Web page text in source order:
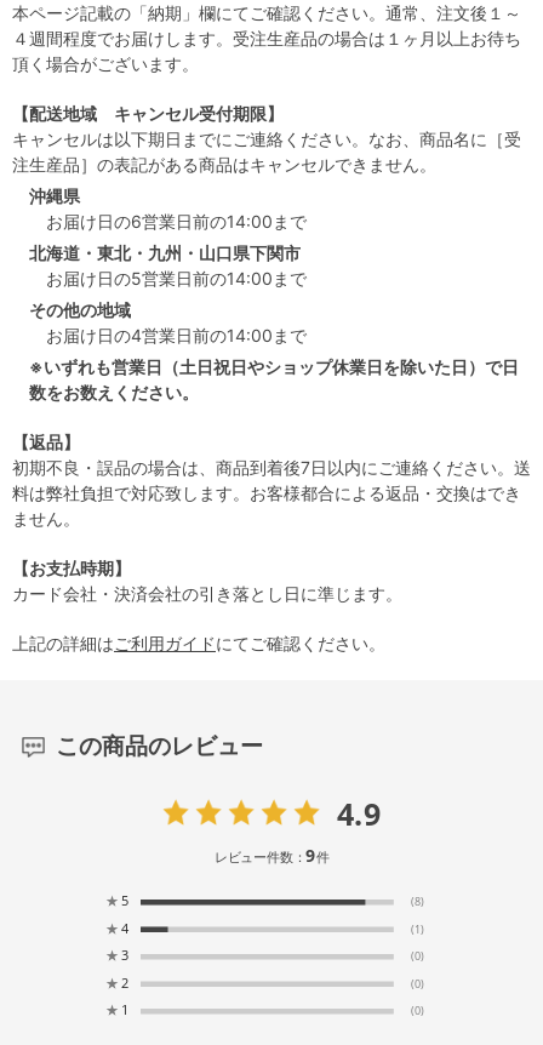
本ページ記載の「納期」欄にてご確認ください。通常、注文後１～
４週間程度でお届けします。受注生産品の場合は１ヶ月以上お待ち
頂く場合がございます。
【配送地域 キャンセル受付期限】
キャンセルは以下期日までにご連絡ください。なお、商品名に［受
注生産品］の表記がある商品はキャンセルできません。
沖縄県
お届け日の6営業日前の14:00まで
北海道・東北・九州・山口県下関市
お届け日の5営業日前の14:00まで
その他の地域
お届け日の4営業日前の14:00まで
※いずれも営業日（土日祝日やショップ休業日を除いた日）で日
数をお数えください。
【返品】
初期不良・誤品の場合は、商品到着後7日以内にご連絡ください。送
料は弊社負担で対応致します。お客様都合による返品・交換はでき
ません。
【お支払時期】
カード会社・決済会社の引き落とし日に準じます。
上記の詳細はご利用ガイドにてご確認ください。
この商品のレビュー
4.9
レビュー件数：9件
★ 5 (8)
★ 4 (1)
★ 3 (0)
★ 2 (0)
★ 1 (0)